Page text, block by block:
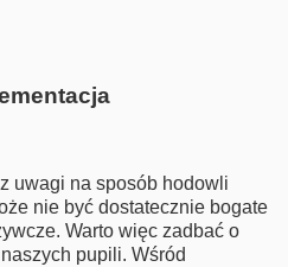
uwagi na sposób hodowli
nie być dostatecznie bogate
Warto więc zadbać o
pupili. Wśród